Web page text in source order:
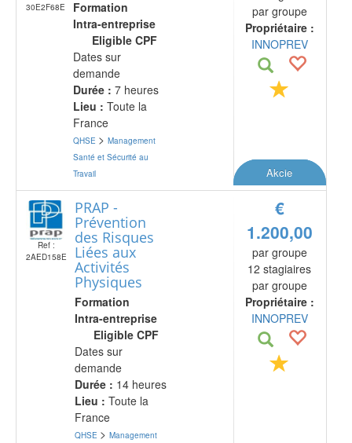
30E2F68E
Formation
Intra-entreprise
Eligible CPF
Dates sur
demande
Durée : 7 heures
Lieu : Toute la
France
QHSE > Management
Santé et Sécurité au
Travail
par groupe
Propriétaire :
INNOPREV
Akcie
Ref :
2AED158E
PRAP -
Prévention
des Risques
Liées aux
Activités
Physiques
Formation
Intra-entreprise
Eligible CPF
Dates sur
demande
Durée : 14 heures
Lieu : Toute la
France
QHSE > Management
€
1.200,00
par groupe
12 stagiaires
par groupe
Propriétaire :
INNOPREV